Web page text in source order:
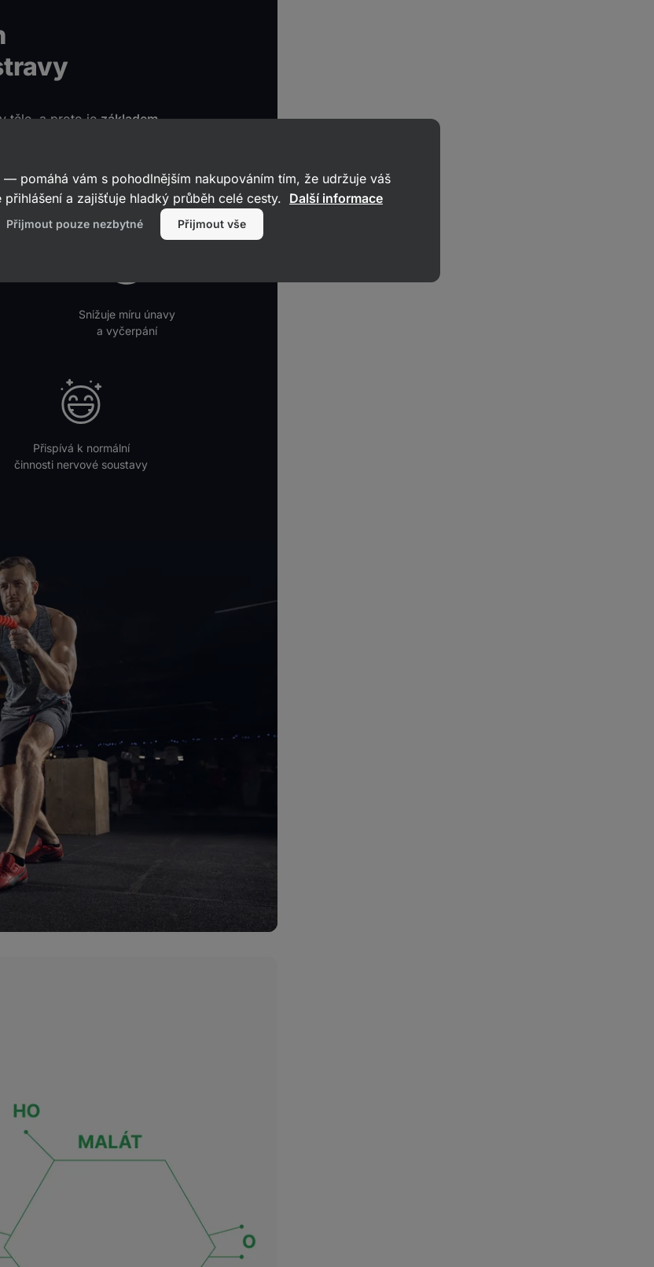
těle, a proto jezákladem
během výkonu.
Snižuje míru únavy
a vyčerpání
Přispívá k normální
činnosti nervové soustavy
pomáhá vám s pohodlnějším nakupováním tím, že udržuje váš
a zajišťuje hladký průběh celé cesty. Další informace
Přijmout pouze nezbytné Přijmout vše